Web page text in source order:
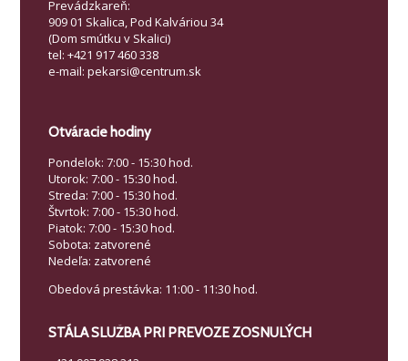
Prevádzkareň:
909 01 Skalica, Pod Kalváriou 34
(Dom smútku v Skalici)
tel: +421 917 460 338
e-mail: pekarsi@centrum.sk
Otváracie hodiny
Pondelok: 7:00 - 15:30 hod.
Utorok: 7:00 - 15:30 hod.
Streda: 7:00 - 15:30 hod.
Štvrtok: 7:00 - 15:30 hod.
Piatok: 7:00 - 15:30 hod.
Sobota: zatvorené
Nedeľa: zatvorené
Obedová prestávka: 11:00 - 11:30 hod.
STÁLA SLUŽBA PRI PREVOZE ZOSNULÝCH